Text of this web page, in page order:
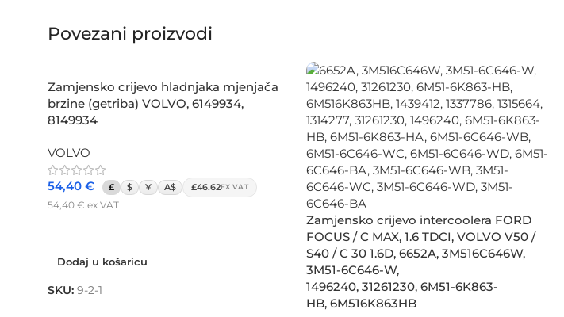
Povezani proizvodi
Zamjensko crijevo hladnjaka mjenjača
brzine (getriba) VOLVO, 6149934,
8149934
VOLVO
54,40 € £ $ ¥ A$ £46.62EX VAT
54,40 € ex VAT
Dodaj u košaricu
SKU: 9-2-1
Zamjensko crijevo intercoolera FORD
FOCUS / C MAX, 1.6 TDCI, VOLVO V50 /
S40 / C 30 1.6D, 6652A, 3M516C646W,
3M51-6C646-W,
1496240, 31261230, 6M51-6K863-
HB, 6M516K863HB